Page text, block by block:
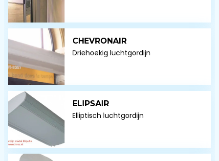
CHEVRONAIR
Driehoekig luchtgordijn
ELIPSAIR
Elliptisch luchtgordijn